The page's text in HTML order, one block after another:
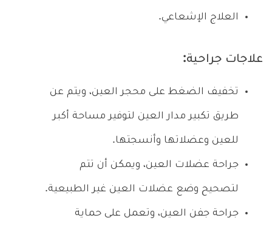
العلاج الإشعاعي.
علاجات جراحية:
تخفيف الضغط على محجر العين، ويتم عن
طريق تكبير مدار العين لتوفير مساحة أكبر
للعين وعضلاتها وأنسجتها.
جراحة عضلات العين، ويمكن أن تتم
لتصحيح وضع عضلات العين غير الطبيعية.
جراحة جفن العين، وتعمل على حماية